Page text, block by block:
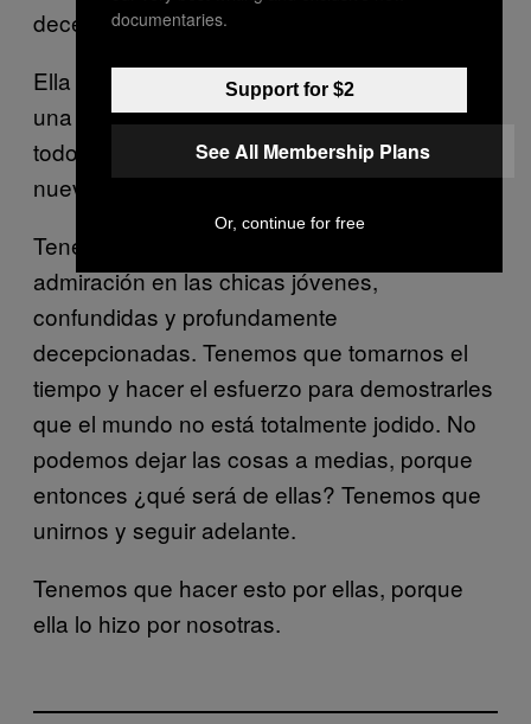
decepcionadas.
Ella es sólo una mujer y sólo puede hacer
una parte del trabajo. Hoy ella nos consoló a
todos e instó a una nación a apoyar a su
nuevo presidente y a tener la mente abierta.
Tenemos que ser las mujeres que causen
admiración en las chicas jóvenes,
confundidas y profundamente
decepcionadas. Tenemos que tomarnos el
tiempo y hacer el esfuerzo para demostrarles
que el mundo no está totalmente jodido. No
podemos dejar las cosas a medias, porque
entonces ¿qué será de ellas? Tenemos que
unirnos y seguir adelante.
Tenemos que hacer esto por ellas, porque
ella lo hizo por nosotras.
documentaries.
Support for $2
See All Membership Plans
Or, continue for free